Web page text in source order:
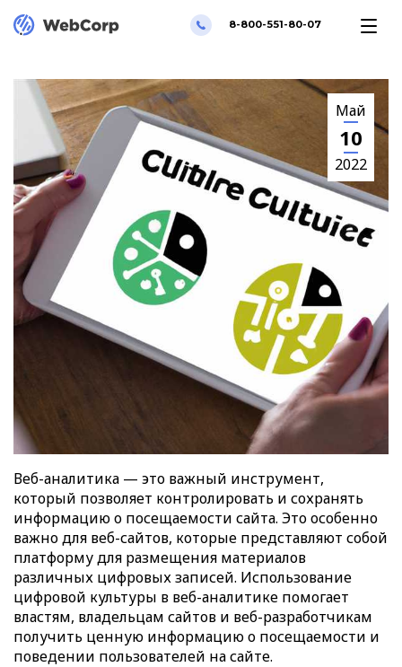
8-800-551-80-07
Май
10
2022
Веб-аналитика — это важный инструмент,
который позволяет контролировать и сохранять
информацию о посещаемости сайта. Это особенно
важно для веб-сайтов, которые представляют собой
платформу для размещения материалов
различных цифровых записей. Использование
цифровой культуры в веб-аналитике помогает
властям, владельцам сайтов и веб-разработчикам
получить ценную информацию о посещаемости и
поведении пользователей на сайте.